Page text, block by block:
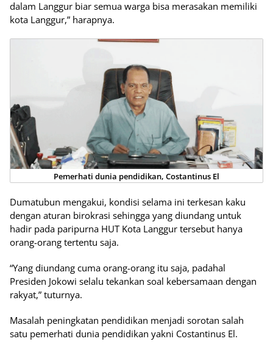
dalam Langgur biar semua warga bisa merasakan memiliki
kota Langgur,” harapnya.
Pemerhati dunia pendidikan, Costantinus El
Dumatubun mengakui, kondisi selama ini terkesan kaku
dengan aturan birokrasi sehingga yang diundang untuk
hadir pada paripurna HUT Kota Langgur tersebut hanya
orang-orang tertentu saja.
“Yang diundang cuma orang-orang itu saja, padahal
Presiden Jokowi selalu tekankan soal kebersamaan dengan
rakyat,” tuturnya.
Masalah peningkatan pendidikan menjadi sorotan salah
satu pemerhati dunia pendidikan yakni Costantinus El.